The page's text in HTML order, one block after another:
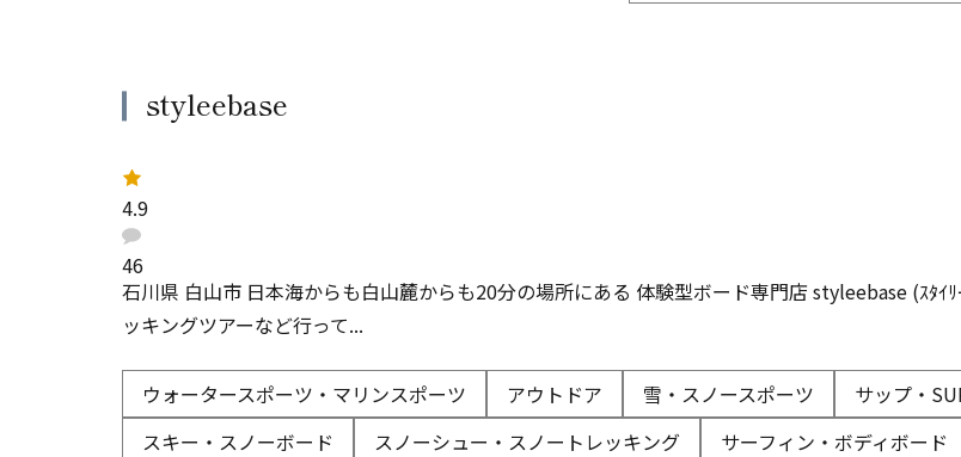
styleebase
石川県 白山市 日本海からも白山麓からも20分の場所にある 体験型ボード専門店 styleebase (ｽﾀｲ
ッキングツアーなど行って...
ウォータースポーツ・マリンスポーツ アウトドア 雪・スノースポーツ サップ・
スキー・スノーボード
スノーシュー・スノートレッキング サーフィン・ボディボード
レ
ー
ト
：
4.9
口
コ
ミ
：
46